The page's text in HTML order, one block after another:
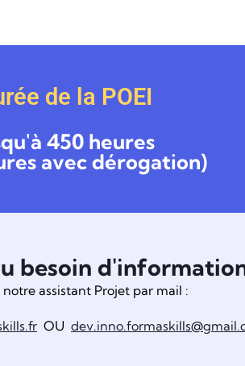
de la POEI
450 heures
avec dérogation)
besoin
assistant Projet par mail :
OU